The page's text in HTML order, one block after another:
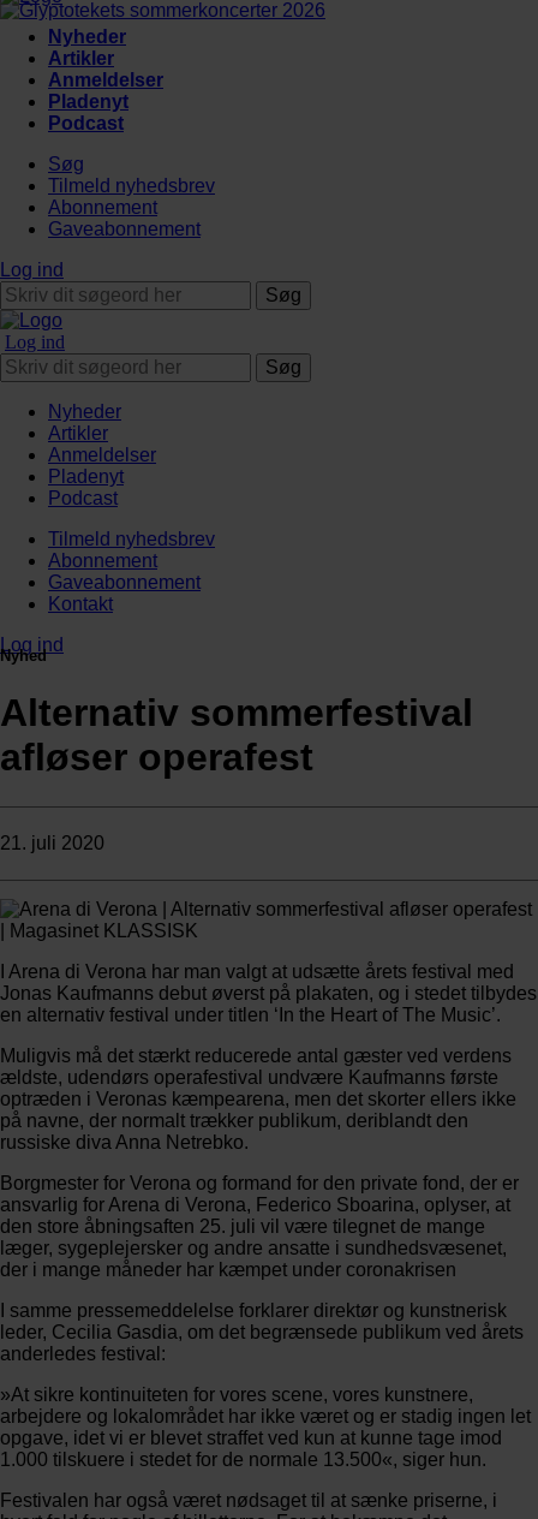
Nyheder
Artikler
Anmeldelser
Pladenyt
Podcast
Søg
Tilmeld nyhedsbrev
Abonnement
Gaveabonnement
Log ind
Søg
Log ind
Søg
Nyheder
Artikler
Anmeldelser
Pladenyt
Podcast
Tilmeld nyhedsbrev
Abonnement
Gaveabonnement
Kontakt
Log ind
Nyhed
Alternativ sommerfestival
afløser operafest
21. juli 2020
I Arena di Verona har man valgt at udsætte årets festival med
Jonas Kaufmanns debut øverst på plakaten, og i stedet tilbydes
en alternativ festival under titlen ‘In the Heart of The Music’.
Muligvis må det stærkt reducerede antal gæster ved verdens
ældste, udendørs operafestival undvære Kaufmanns første
optræden i Veronas kæmpearena, men det skorter ellers ikke
på navne, der normalt trækker publikum, deriblandt den
russiske diva Anna Netrebko.
Borgmester for Verona og formand for den private fond, der er
ansvarlig for Arena di Verona, Federico Sboarina, oplyser, at
den store åbningsaften 25. juli vil være tilegnet de mange
læger, sygeplejersker og andre ansatte i sundhedsvæsenet,
der i mange måneder har kæmpet under coronakrisen
I samme pressemeddelelse forklarer direktør og kunstnerisk
leder, Cecilia Gasdia, om det begrænsede publikum ved årets
anderledes festival:
»At sikre kontinuiteten for vores scene, vores kunstnere,
arbejdere og lokalområdet har ikke været og er stadig ingen let
opgave, idet vi er blevet straffet ved kun at kunne tage imod
1.000 tilskuere i stedet for de normale 13.500«, siger hun.
Festivalen har også været nødsaget til at sænke priserne, i